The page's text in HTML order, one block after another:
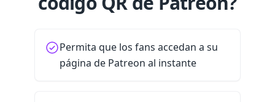
Permita que los fans accedan a su
página de Patreon al instante